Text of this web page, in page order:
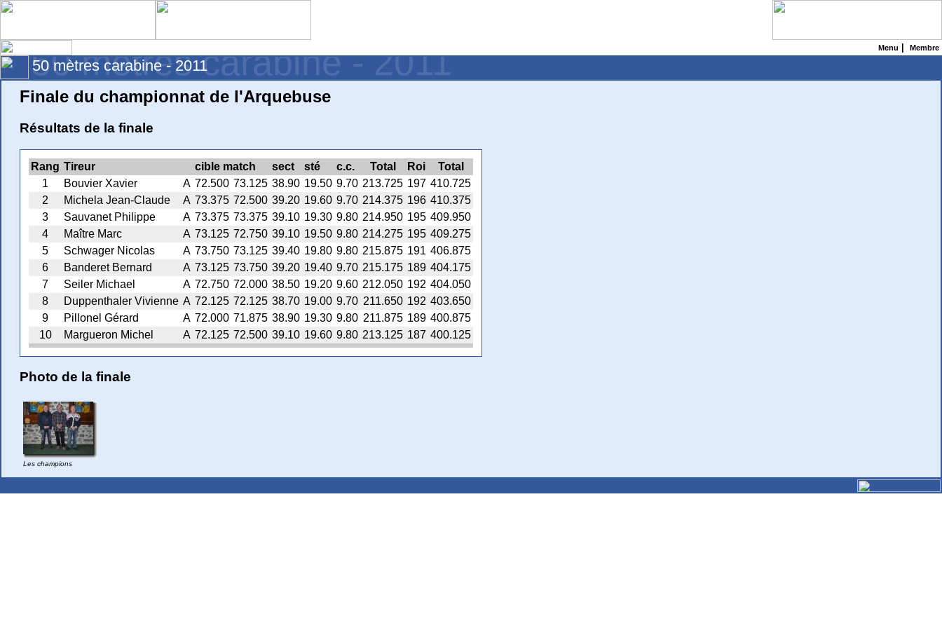
Menu Membre
50 mètres carabine - 2011
50 mètres carabine - 2011
Finale du championnat de l'Arquebuse
Résultats de la finale
Rang Tireur cible match sect sté c.c. Total Roi
Total
1
Bouvier Xavier A 72.500 73.125 38.90 19.50 9.70 213.725 197 410.725
2
Michela Jean-Claude A 73.375 72.500 39.20 19.60 9.70 214.375 196 410.375
3
Sauvanet Philippe A 73.375 73.375 39.10 19.30 9.80 214.950 195 409.950
4
Maître Marc A 73.125 72.750 39.10 19.50 9.80 214.275 195 409.275
5
Schwager Nicolas A 73.750 73.125 39.40 19.80 9.80 215.875 191 406.875
6
Banderet Bernard A 73.125 73.750 39.20 19.40 9.70 215.175 189 404.175
7
Seiler Michael A 72.750 72.000 38.50 19.20 9.60 212.050 192 404.050
8
Duppenthaler Vivienne A 72.125 72.125 38.70 19.00 9.70 211.650 192 403.650
9
Pillonel Gérard A 72.000 71.875 38.90 19.30 9.80 211.875 189 400.875
10
Margueron Michel A 72.125 72.500 39.10 19.60 9.80 213.125 187 400.125
Photo de la finale
Les champions